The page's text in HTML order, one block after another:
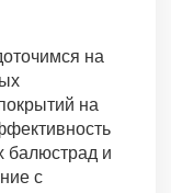
на
на
балюстрад и
с